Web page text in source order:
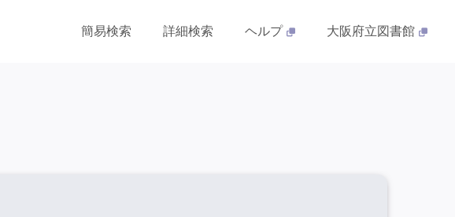
簡易検索 詳細検索 ヘルプ 大阪府立図書館